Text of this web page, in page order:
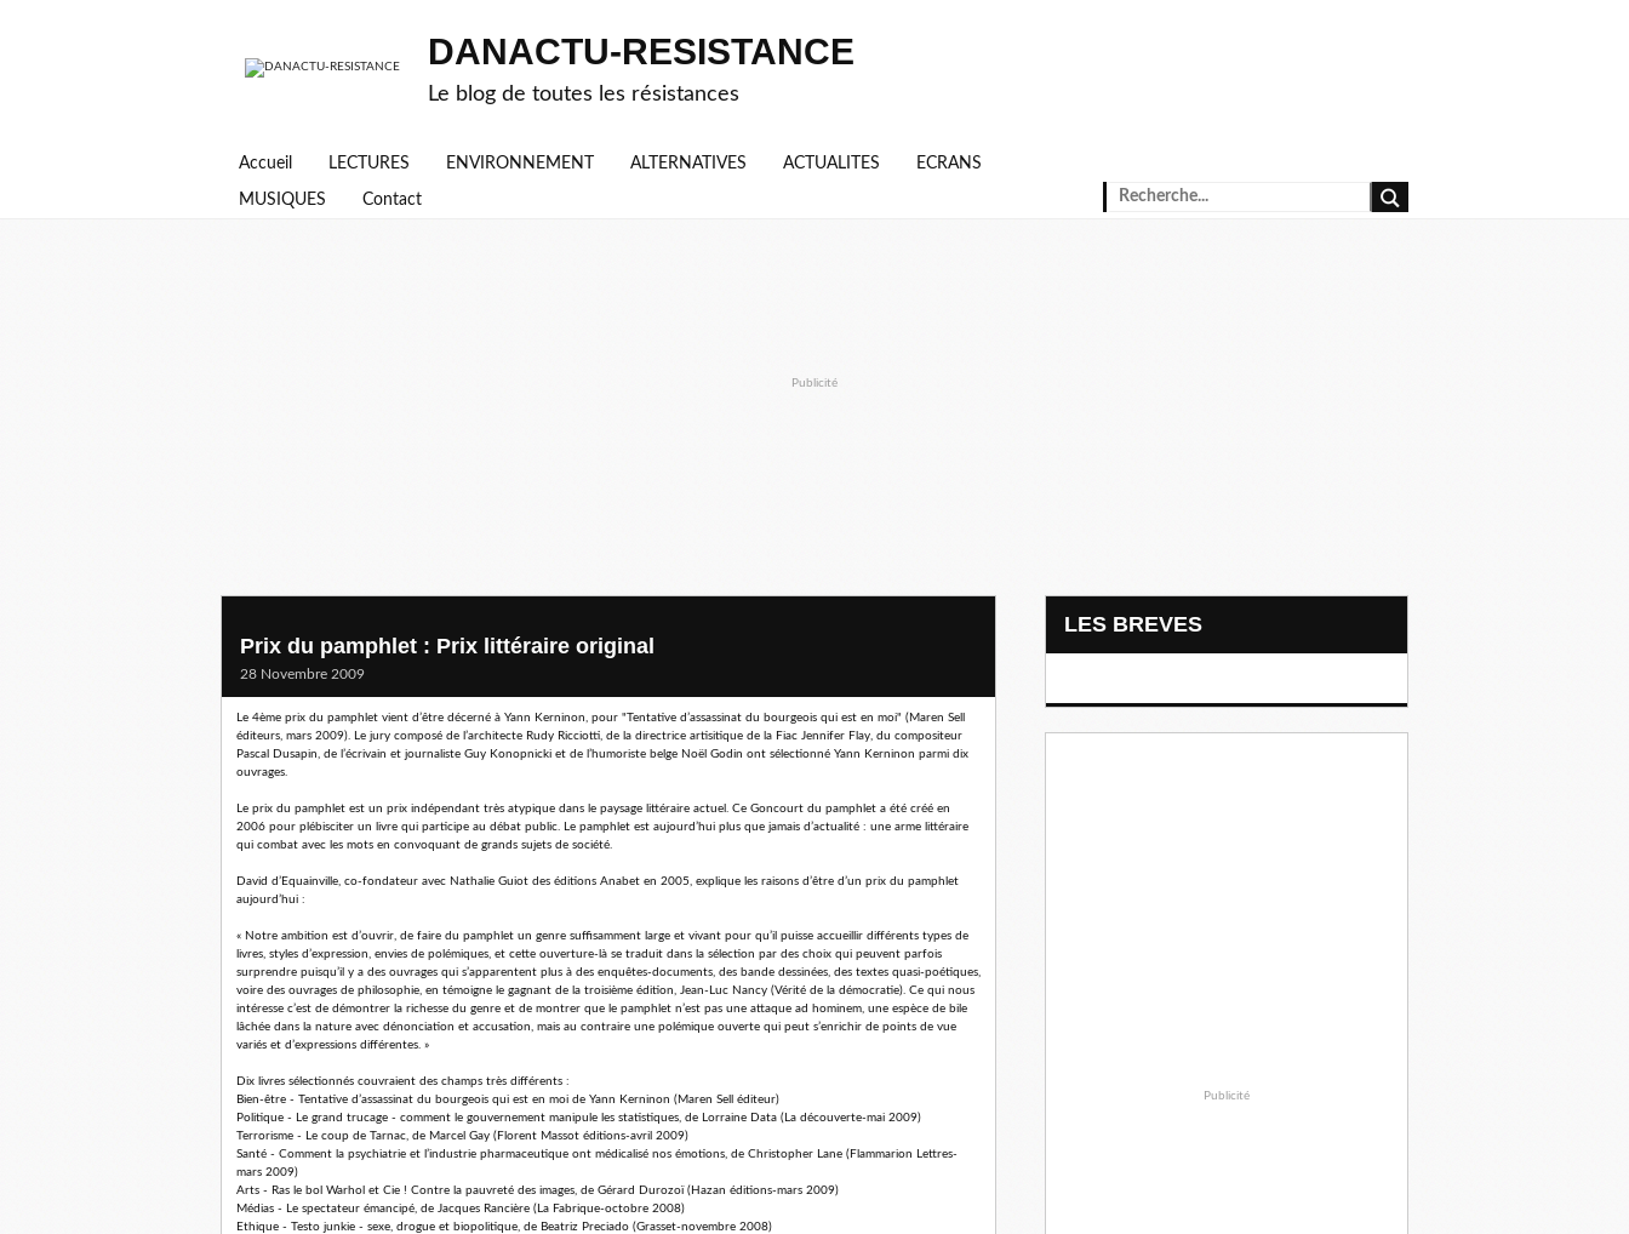
DANACTU-RESISTANCE
Le blog de toutes les résistances
Accueil LECTURES ENVIRONNEMENT ALTERNATIVES ACTUALITES ECRANS
MUSIQUES Contact
Publicité
Prix du pamphlet : Prix littéraire original
28 Novembre 2009
Le 4ème prix du pamphlet vient d’être décerné à Yann Kerninon, pour "Tentative d’assassinat du bourgeois qui est en moi" (Maren Sell
éditeurs, mars 2009). Le jury composé de l’architecte Rudy Ricciotti, de la directrice artisitique de la Fiac Jennifer Flay, du compositeur
Pascal Dusapin, de l’écrivain et journaliste Guy Konopnicki et de l’humoriste belge Noël Godin ont sélectionné Yann Kerninon parmi dix
ouvrages.
Le prix du pamphlet est un prix indépendant très atypique dans le paysage littéraire actuel. Ce Goncourt du pamphlet a été créé en
2006 pour plébisciter un livre qui participe au débat public. Le pamphlet est aujourd’hui plus que jamais d’actualité : une arme littéraire
qui combat avec les mots en convoquant de grands sujets de société.
David d’Equainville, co-fondateur avec Nathalie Guiot des éditions Anabet en 2005, explique les raisons d’être d’un prix du pamphlet
aujourd’hui :
« Notre ambition est d’ouvrir, de faire du pamphlet un genre suffisamment large et vivant pour qu’il puisse accueillir différents types de
livres, styles d’expression, envies de polémiques, et cette ouverture-là se traduit dans la sélection par des choix qui peuvent parfois
surprendre puisqu’il y a des ouvrages qui s’apparentent plus à des enquêtes-documents, des bande dessinées, des textes quasi-poétiques,
voire des ouvrages de philosophie, en témoigne le gagnant de la troisième édition, Jean-Luc Nancy (Vérité de la démocratie). Ce qui nous
intéresse c’est de démontrer la richesse du genre et de montrer que le pamphlet n’est pas une attaque ad hominem, une espèce de bile
lâchée dans la nature avec dénonciation et accusation, mais au contraire une polémique ouverte qui peut s’enrichir de points de vue
variés et d’expressions différentes. »
Dix livres sélectionnés couvraient des champs très différents :
Bien-être - Tentative d’assassinat du bourgeois qui est en moi de Yann Kerninon (Maren Sell éditeur)
Politique - Le grand trucage - comment le gouvernement manipule les statistiques, de Lorraine Data (La découverte-mai 2009)
Terrorisme - Le coup de Tarnac, de Marcel Gay (Florent Massot éditions-avril 2009)
Santé - Comment la psychiatrie et l’industrie pharmaceutique ont médicalisé nos émotions, de Christopher Lane (Flammarion Lettres-
mars 2009)
Arts - Ras le bol Warhol et Cie ! Contre la pauvreté des images, de Gérard Durozoï (Hazan éditions-mars 2009)
Médias - Le spectateur émancipé, de Jacques Rancière (La Fabrique-octobre 2008)
Ethique - Testo junkie - sexe, drogue et biopolitique, de Beatriz Preciado (Grasset-novembre 2008)
LES BREVES
Publicité